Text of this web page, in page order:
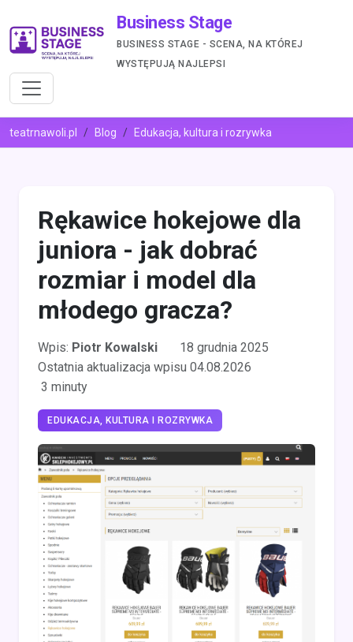
Business Stage
BUSINESS STAGE - SCENA, NA KTÓREJ
WYSTĘPUJĄ NAJLEPSI
teatrnawoli.pl Blog Edukacja, kultura i rozrywka
Rękawice hokejowe dla
juniora - jak dobrać
rozmiar i model dla
młodego gracza?
Wpis: Piotr Kowalski
18 grudnia 2025
Ostatnia aktualizacja wpisu 04.08.2026
3 minuty
EDUKACJA, KULTURA I ROZRYWKA